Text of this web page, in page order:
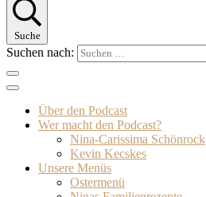
Suche
Suchen nach:
Über den Podcast
Wer macht den Podcast?
Nina-Carissima Schönrock
Kevin Kecskes
Unsere Menüs
Ostermenü